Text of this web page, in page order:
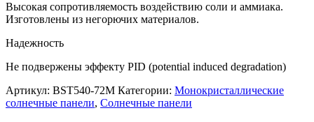
Высокая сопротивляемость воздействию соли и аммиака.
Изготовлены из негорючих материалов.
Надежность
Не подвержены эффекту PID (potential induced degradation)
Артикул: BST540-72M Категории: Монокристаллические
солнечные панели, Солнечные панели